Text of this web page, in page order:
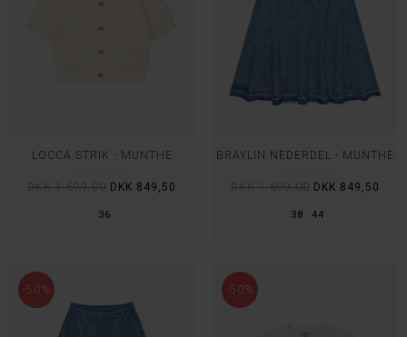
36
LOCCA STRIK - MUNTHE
DKK 1.699,00 DKK 849,50
38 44
BRAYLIN NEDERDEL - MUNTHE
DKK 1.699,00 DKK 849,50
-50% -50%